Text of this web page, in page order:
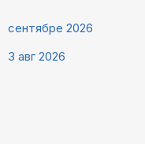
сентябре 2026
3 авг 2026